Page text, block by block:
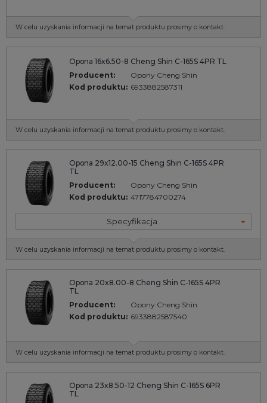
W celu uzyskania informacji na temat produktu prosimy o kontakt.
Opona 16x6.50-8 Cheng Shin C-165S 4PR TL
Producent:
Opony Cheng Shin
Kod produktu: 6933882587311
W celu uzyskania informacji na temat produktu prosimy o kontakt.
Opona 29x12.00-15 Cheng Shin C-165S 4PR
TL
Producent:
Opony Cheng Shin
Kod produktu: 4717784700274
Specyfikacja
W celu uzyskania informacji na temat produktu prosimy o kontakt.
Opona 20x8.00-8 Cheng Shin C-165S 4PR
TL
Producent:
Opony Cheng Shin
Kod produktu: 6933882587540
W celu uzyskania informacji na temat produktu prosimy o kontakt.
Opona 23x8.50-12 Cheng Shin C-165S 6PR
TL